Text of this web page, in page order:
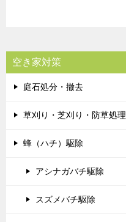
空き家対策
庭石処分・撤去
草刈り・芝刈り・防草処理
蜂（ハチ）駆除
アシナガバチ駆除
スズメバチ駆除